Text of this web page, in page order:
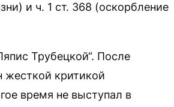
и ч. 1 ст. 368 (оскорбление
Трубецкой“. После
жесткой критикой
время не выступал в